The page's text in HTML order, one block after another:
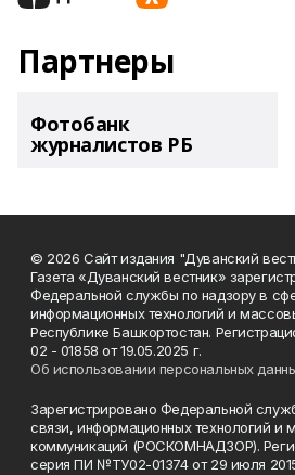
Партнеры
Фотобанк
журналистов РБ
© 2026 Сайт издания "Дуванский
Газета «Дуванский вестник»
Федеральной службы по надзору в
информационных технологий и
Республике Башкортостан.
02 - 01858 от 19.05.2025 г.
Об использовании персональных
Зарегистрировано Федеральной
связи, информационных технологий и
коммуникаций (РОСКОМНАДЗОР).
серия ПИ №ТУ02-01374 от 29 июля